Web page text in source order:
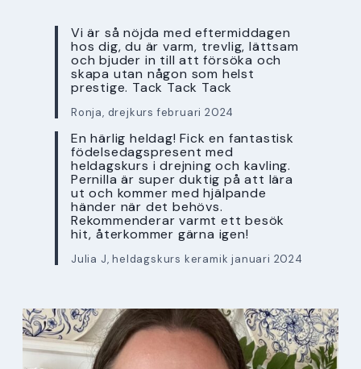
Vi är så nöjda med eftermiddagen
hos dig, du är varm, trevlig, lättsam
och bjuder in till att försöka och
skapa utan någon som helst
prestige. Tack Tack Tack
Ronja, drejkurs februari 2024
En härlig heldag! Fick en fantastisk
födelsedagspresent med
heldagskurs i drejning och kavling.
Pernilla är super duktig på att lära
ut och kommer med hjälpande
händer när det behövs.
Rekommenderar varmt ett besök
hit, återkommer gärna igen!
Julia J, heldagskurs keramik januari 2024